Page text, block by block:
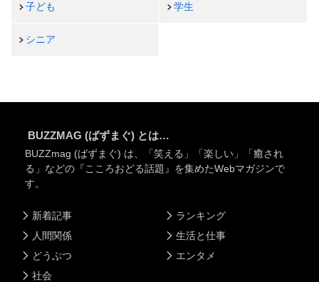
子ども 学生
シニア
BUZZMAG (ばずまぐ) とは…
BUZZmag (ばずまぐ) は、「笑える」「楽しい」「癒され
る」などの『こころおどる話題』を集めたWebマガジンで
す。
新着記事
人間関係
どうぶつ
社会
ランキング
生活と仕事
エンタメ